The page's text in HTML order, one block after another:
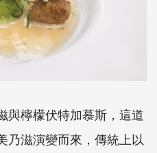
與檸檬伏特加慕斯，這道
乃滋演變而來，傳統上以